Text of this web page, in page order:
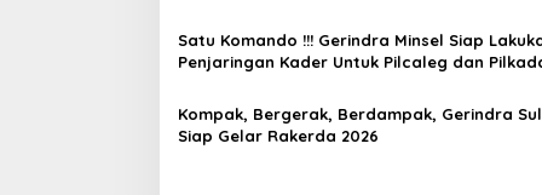
s
Satu Komando !!! Gerindra Minsel Siap
Penjaringan Kader Untuk Pilcaleg dan
Kompak, Bergerak, Berdampak, Gerindra
Siap Gelar Rakerda 2026